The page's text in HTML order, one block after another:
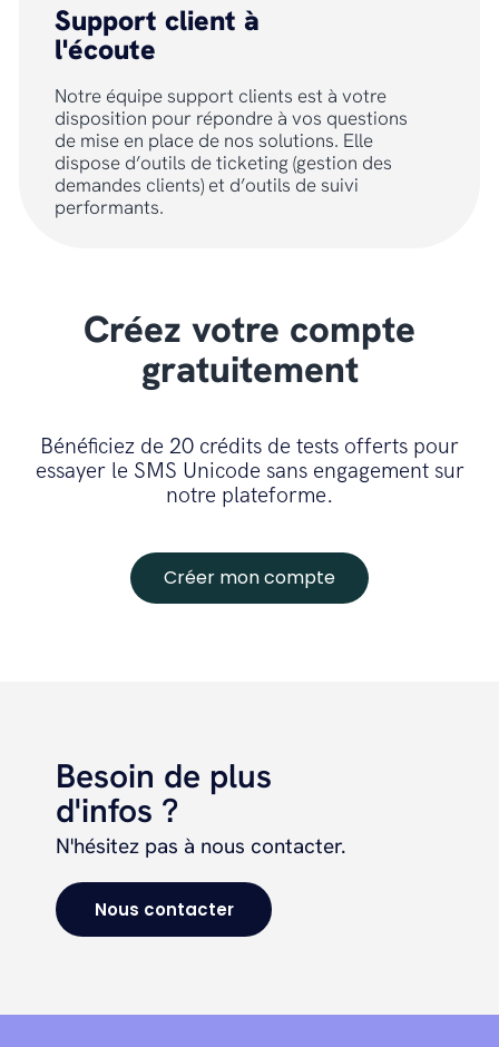
Support client à
l'écoute
Notre équipe support clients est à votre
disposition pour répondre à vos questions
de mise en place de nos solutions. Elle
dispose d’outils de ticketing (gestion des
demandes clients) et d’outils de suivi
performants.
Créez votre compte
gratuitement
Bénéficiez de 20 crédits de tests offerts pour
essayer le SMS Unicode sans engagement sur
notre plateforme.
Créer mon compte
Besoin de plus
d'infos ?
N'hésitez pas à nous contacter.
Nous contacter